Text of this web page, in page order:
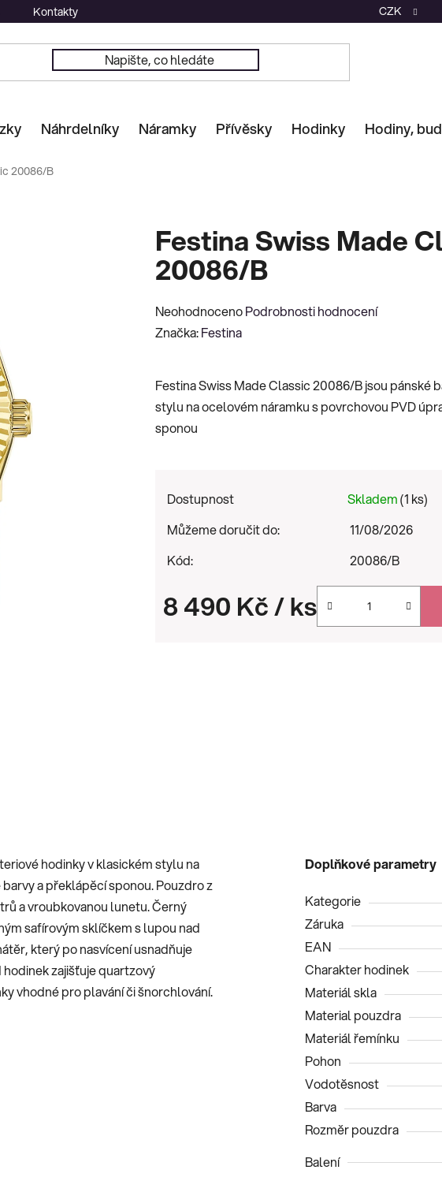
Kontakty CZK
Náhrdelníky Náramky Přívěsky Hodinky Hodiny,
20086/B
Festina Swiss Made
20086/B
Průměrné
hodnocení
0,0
z
5
NeohodnocenoPodrobnosti hodnocení
Značka:Festina
Festina Swiss Made Classic 20086/B jsou pánské
stylu na ocelovém náramku s povrchovou PVD
sponou
Dostupnost Skladem(1 ks)
Můžeme doručit do:
11/08/2026
Kód:
20086/B
8 490 Kč/ ks
hodinky v klasickém stylu na
a překlápěcí sponou. Pouzdro z
a vroubkovanou lunetu. Černý
safírovým sklíčkem s lupou nad
který po nasvícení usnadňuje
zajišťuje quartzový
vhodné pro plavání či šnorchlování.
Doplňkové parametry
Kategorie
Záruka
EAN
Charakter hodinek
Materiál skla
Material pouzdra
Materiál řemínku
Pohon
Vodotěsnost
Barva
Rozměr pouzdra
Balení